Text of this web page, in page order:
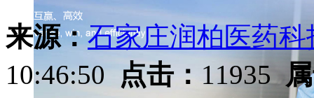
来源：石家庄润柏医药
10:46:50
点击： 11935